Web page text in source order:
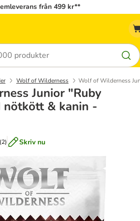
från 499 kr**
Wolf of Wilderness Wolf of Wilderness
Junior "Ruby
& kanin -
(2) Skriv nu